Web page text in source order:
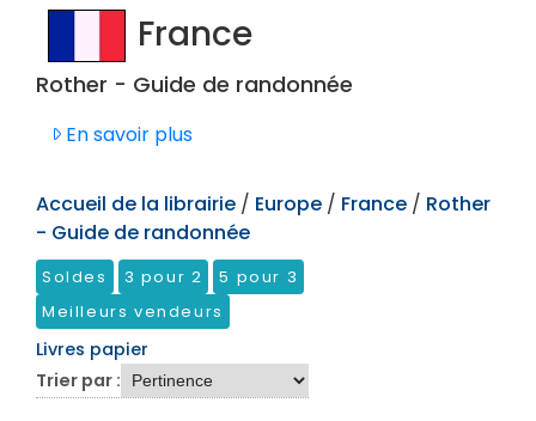
France
Rother - Guide de randonnée
En savoir plus
Accueil de la librairie / Europe / France / Rother
- Guide de randonnée
Soldes 3 pour 2
5 pour 3
Meilleurs vendeurs
Livres papier
Trier par :